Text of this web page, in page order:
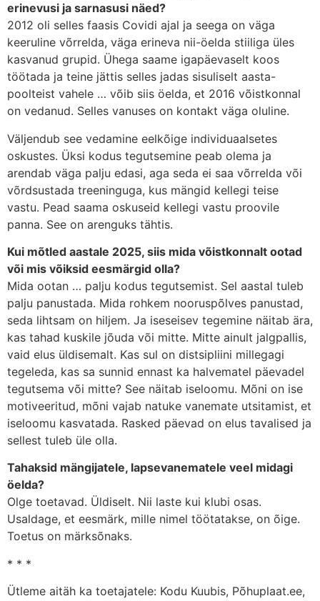
erinevusi ja sarnasusi näed?
2012 oli selles faasis Covidi ajal ja seega on väga
keeruline võrrelda, väga erineva nii-öelda stiiliga üles
kasvanud grupid. Ühega saame igapäevaselt koos
töötada ja teine jättis selles jadas sisuliselt aasta-
poolteist vahele … võib siis öelda, et 2016 võistkonnal
on vedanud. Selles vanuses on kontakt väga oluline.
Väljendub see vedamine eelkõige individuaalsetes
oskustes. Üksi kodus tegutsemine peab olema ja
arendab väga palju edasi, aga seda ei saa võrrelda või
võrdsustada treeninguga, kus mängid kellegi teise
vastu. Pead saama oskuseid kellegi vastu proovile
panna. See on arenguks tähtis.
Kui mõtled aastale 2025, siis mida võistkonnalt ootad
või mis võiksid eesmärgid olla?
Mida ootan … palju kodus tegutsemist. Sel aastal tuleb
palju panustada. Mida rohkem nooruspõlves panustad,
seda lihtsam on hiljem. Ja iseseisev tegemine näitab ära,
kas tahad kuskile jõuda või mitte. Mitte ainult jalgpallis,
vaid elus üldisemalt. Kas sul on distsipliini millegagi
tegeleda, kas sa sunnid ennast ka halvematel päevadel
tegutsema või mitte? See näitab iseloomu. Mõni on ise
motiveeritud, mõni vajab natuke vanemate utsitamist, et
iseloomu kasvatada. Rasked päevad on elus tavalised ja
sellest tuleb üle olla.
Tahaksid mängijatele, lapsevanematele veel midagi
öelda?
Olge toetavad. Üldiselt. Nii laste kui klubi osas.
Usaldage, et eesmärk, mille nimel töötatakse, on õige.
Toetus on märksõnaks.
* * *
Ütleme aitäh ka toetajatele: Kodu Kuubis, Põhuplaat.ee,